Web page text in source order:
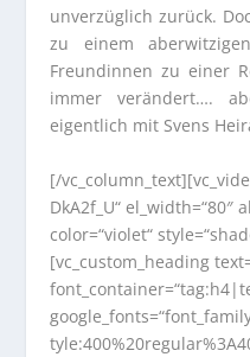
unverzüglich zurück.
zu einem
Freundinnen zu einer
immer verändert….
eigentlich mit Svens
[/
DkA2f_U“ el_width=“80″
color=“violet“
[vc_custom_heading